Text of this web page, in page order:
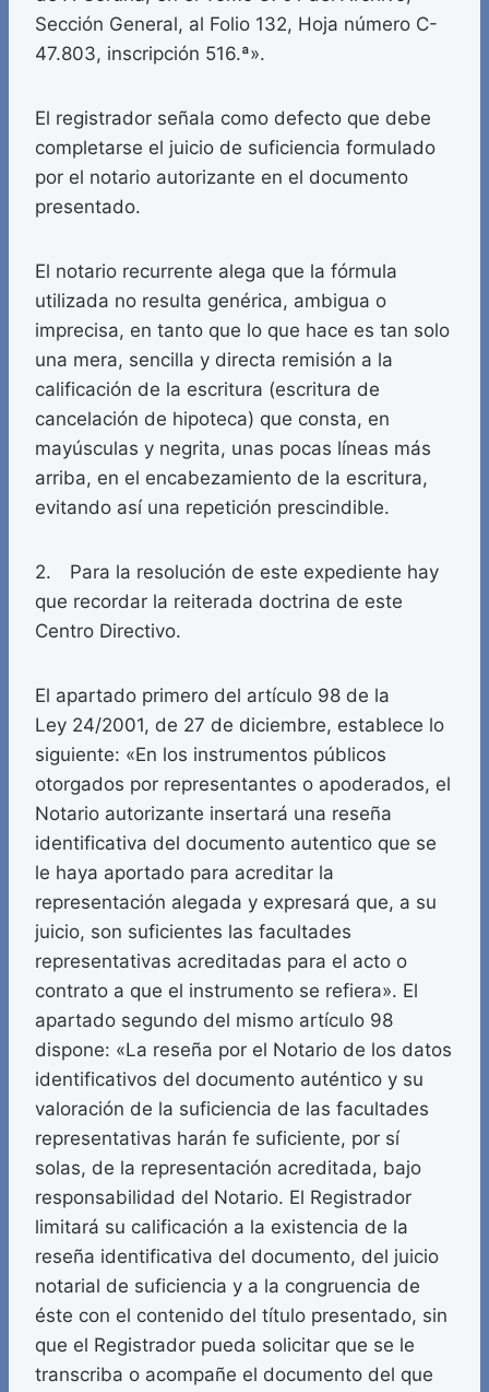
Sección General, al Folio 132, Hoja número C-
47.803, inscripción 516.ª».
El registrador señala como defecto que debe
completarse el juicio de suficiencia formulado
por el notario autorizante en el documento
presentado.
El notario recurrente alega que la fórmula
utilizada no resulta genérica, ambigua o
imprecisa, en tanto que lo que hace es tan solo
una mera, sencilla y directa remisión a la
calificación de la escritura (escritura de
cancelación de hipoteca) que consta, en
mayúsculas y negrita, unas pocas líneas más
arriba, en el encabezamiento de la escritura,
evitando así una repetición prescindible.
2. Para la resolución de este expediente hay
que recordar la reiterada doctrina de este
Centro Directivo.
El apartado primero del artículo 98 de la
Ley 24/2001, de 27 de diciembre, establece lo
siguiente: «En los instrumentos públicos
otorgados por representantes o apoderados, el
Notario autorizante insertará una reseña
identificativa del documento autentico que se
le haya aportado para acreditar la
representación alegada y expresará que, a su
juicio, son suficientes las facultades
representativas acreditadas para el acto o
contrato a que el instrumento se refiera». El
apartado segundo del mismo artículo 98
dispone: «La reseña por el Notario de los datos
identificativos del documento auténtico y su
valoración de la suficiencia de las facultades
representativas harán fe suficiente, por sí
solas, de la representación acreditada, bajo
responsabilidad del Notario. El Registrador
limitará su calificación a la existencia de la
reseña identificativa del documento, del juicio
notarial de suficiencia y a la congruencia de
éste con el contenido del título presentado, sin
que el Registrador pueda solicitar que se le
transcriba o acompañe el documento del que